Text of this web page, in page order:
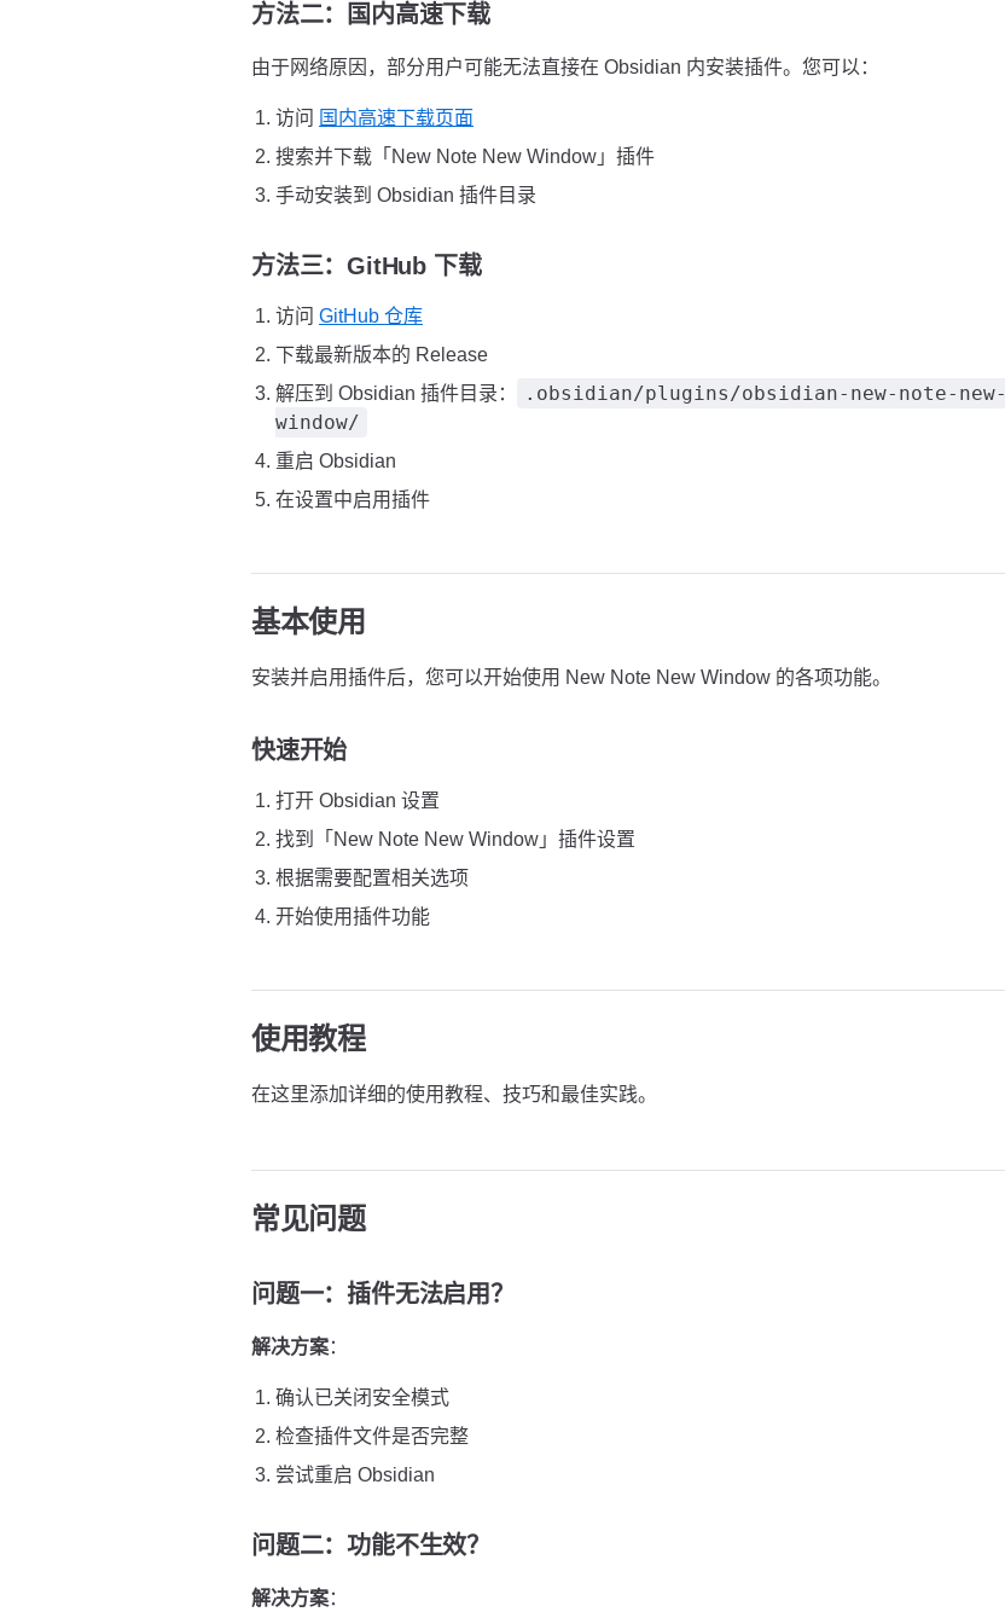
方法二：国内高速下载
由于网络原因，部分用户可能无法直接在 Obsidian 内安装插件。您可以：
访问 国内高速下载页面
搜索并下载「New Note New Window」插件
手动安装到 Obsidian 插件目录
方法三：GitHub 下载
访问 GitHub 仓库
下载最新版本的 Release
解压到 Obsidian 插件目录：
.obsidian/plugins/obsidian-new-note-new-
window/
重启 Obsidian
在设置中启用插件
基本使用
安装并启用插件后，您可以开始使用 New Note New Window 的各项功能。
快速开始
打开 Obsidian 设置
找到「New Note New Window」插件设置
根据需要配置相关选项
开始使用插件功能
使用教程
在这里添加详细的使用教程、技巧和最佳实践。
常见问题
问题一：插件无法启用？
解决方案：
确认已关闭安全模式
检查插件文件是否完整
尝试重启 Obsidian
问题二：功能不生效？
解决方案：